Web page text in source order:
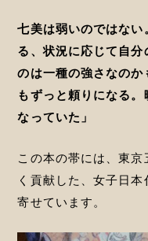
七美は弱いのではな
る、状況に応じて自分
のは一種の強さなのか
もずっと頼りになる
なっていた」
この本の帯には、東
く貢献した、女子日
寄せています。